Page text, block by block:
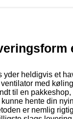
yder heldigvis et
med
til en
hente din
er nemlig